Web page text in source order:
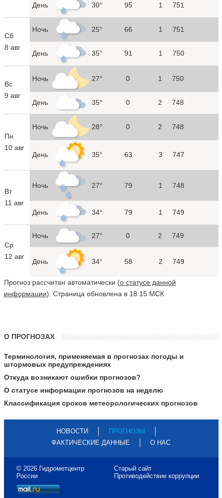
День 30° 95 1 751
Сб
8 авг
Ночь 25° 66 1 751
День 35° 91 1 750
Вс
9 авг
Ночь 27° 0 1 750
День 35° 0 2 748
Пн
10 авг
Ночь 28° 0 2 748
День 35° 63 3 747
Вт
11 авг
Ночь 27° 79 1 748
День 34° 79 1 749
Ср
12 авг
Ночь 27° 0 2 749
День 34° 58 2 749
Прогноз рассчитан автоматически (о статусе данной
информации). Страница обновлена в 18:15 МСК
О ПРОГНОЗАХ
Терминология, применяемая в прогнозах погоды и
штормовых предупреждениях
Откуда возникают ошибки прогнозов?
О статусе информации прогнозов на неделю
Классификация сроков метеорологических прогнозов
НОВОСТИ
ПРОГНОЗЫ
ФАКТИЧЕСКИЕ ДАННЫЕ
О НАС
© 2026 Гидрометцентр
России
Старый сайт
Противодействие коррупции